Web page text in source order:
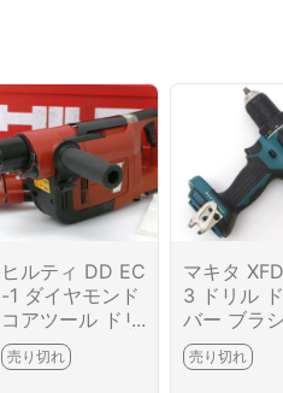
ヒルティ DD EC
-1 ダイヤモンド
コアツール ドリ
ル TL04-T1439-
2H6-ψ
売り切れ
マキタ
3 ドリル
バー ブラ
ス TL04-
-2I3
売り切れ